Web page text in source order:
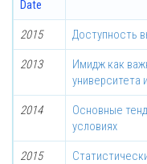
Date
2015 Доступность
2013
Имидж как
университета
2014
Основные
условиях
2015